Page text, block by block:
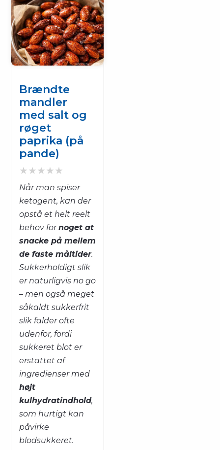
Brændte
mandler
med salt og
røget
paprika (på
pande)
Når man spiser
ketogent, kan der
opstå et helt reelt
behov fornoget at
snacke på mellem
de faste måltider.
Sukkerholdigt slik
er naturligvis no go
– men også meget
såkaldt sukkerfrit
slik falder ofte
udenfor, fordi
sukkeret blot er
erstattet af
ingredienser med
højt
kulhydratindhold,
som hurtigt kan
påvirke
blodsukkeret.